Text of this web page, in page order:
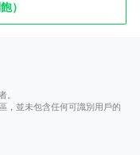
）
。
，並未包含任何可識別用戶的